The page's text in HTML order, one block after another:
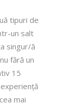
tipuri de
un salt
singur/ă
fără un
15
mai